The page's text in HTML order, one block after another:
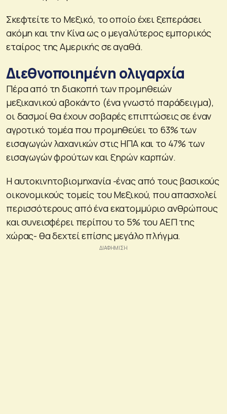
Σκεφτείτε το Μεξικό, το οποίο έχει ξεπεράσει
ακόμη και την Κίνα ως ο μεγαλύτερος εμπορικός
εταίρος της Αμερικής σε αγαθά.
Διεθνοποιημένη ολιγαρχία
Πέρα από τη διακοπή των προμηθειών
μεξικανικού αβοκάντο (ένα γνωστό παράδειγμα),
οι δασμοί θα έχουν σοβαρές επιπτώσεις σε έναν
αγροτικό τομέα που προμηθεύει το 63% των
εισαγωγών λαχανικών στις ΗΠΑ και το 47% των
εισαγωγών φρούτων και ξηρών καρπών.
Η αυτοκινητοβιομηχανία -ένας από τους βασικούς
οικονομικούς τομείς του Μεξικού, που απασχολεί
περισσότερους από ένα εκατομμύριο ανθρώπους
και συνεισφέρει περίπου το 5% του ΑΕΠ της
χώρας- θα δεχτεί επίσης μεγάλο πλήγμα.